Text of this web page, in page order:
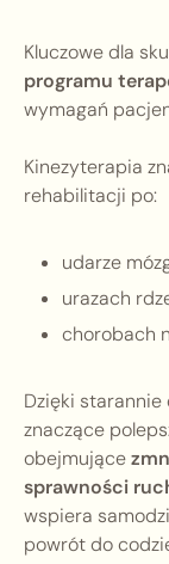
Kluczowe dla
programu
wymagań
Kinezyterapia
rehabilitacji po:
udarze
urazach
chorobach
Dzięki
znaczące
obejmujące
sprawności
wspiera
powrót do